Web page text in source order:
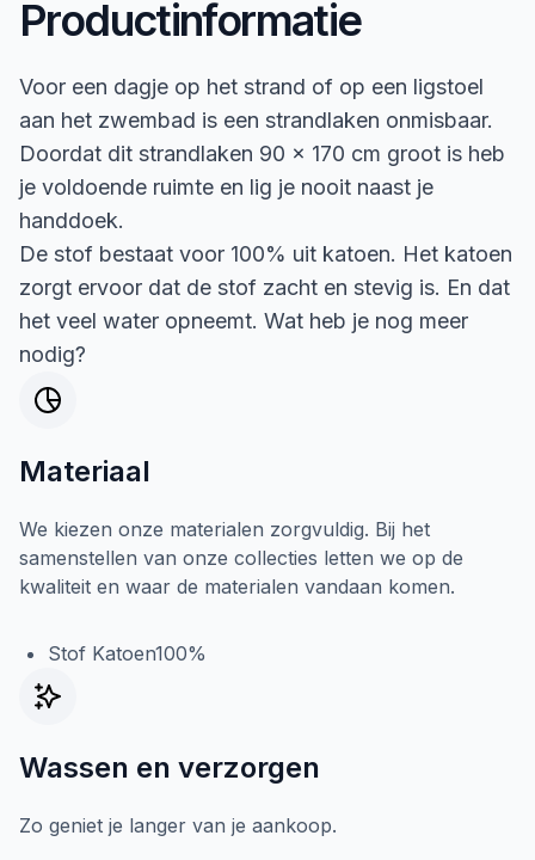
Productinformatie
Voor een dagje op het strand of op een ligstoel
aan het zwembad is een strandlaken onmisbaar.
Doordat dit strandlaken 90 x 170 cm groot is heb
je voldoende ruimte en lig je nooit naast je
handdoek.
De stof bestaat voor 100% uit katoen. Het katoen
zorgt ervoor dat de stof zacht en stevig is. En dat
het veel water opneemt. Wat heb je nog meer
nodig?
Materiaal
We kiezen onze materialen zorgvuldig. Bij het
samenstellen van onze collecties letten we op de
kwaliteit en waar de materialen vandaan komen.
Stof Katoen100%
Wassen en verzorgen
Zo geniet je langer van je aankoop.